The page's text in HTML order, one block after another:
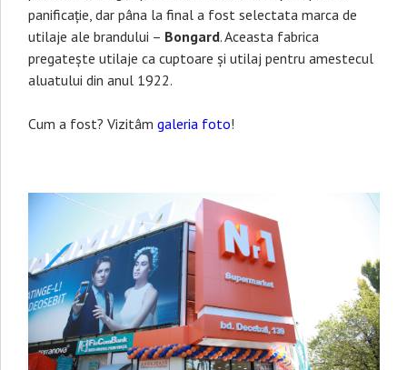
panificație, dar pâna la final a fost selectata marca de
utilaje ale brandului – Bongard. Aceasta fabrica
pregatește utilaje ca cuptoare și utilaj pentru amestecul
aluatului din anul 1922.
Cum a fost? Vizitâm galeria foto!